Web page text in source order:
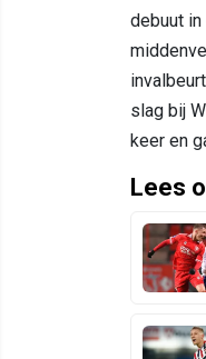
debuut
slag bij
keer en
Lees